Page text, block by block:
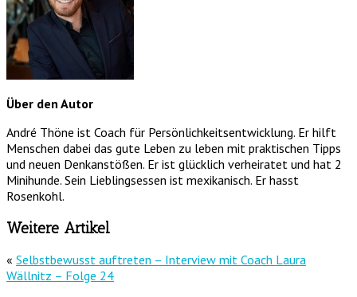
Über den Autor
André Thöne ist Coach für Persönlichkeitsentwicklung. Er hilft
Menschen dabei das gute Leben zu leben mit praktischen Tipps
und neuen Denkanstößen. Er ist glücklich verheiratet und hat 2
Minihunde. Sein Lieblingsessen ist mexikanisch. Er hasst
Rosenkohl.
Weitere Artikel
« Selbstbewusst auftreten – Interview mit Coach Laura
Wällnitz – Folge 24